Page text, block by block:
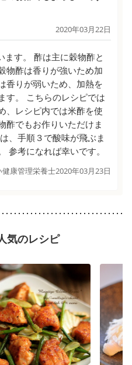
2020年03月22日
ます。 酢は主に穀物酢と
物酢は香りが強いため加
香りが弱いため、加熱を
す。 こちらのレシピでは
、レシピ内では米酢を使
酢でもお作りいただけま
、手順３で酸味が飛ぶま
参考になれば幸いです。
健康管理栄養士2020年03月23日
気のレシピ